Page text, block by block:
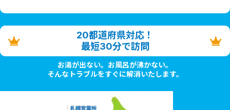
20都道府県対応！
最短30分で訪問
お湯が出ない。お風呂が沸かない。
そんなトラブルをすぐに解消いたします。